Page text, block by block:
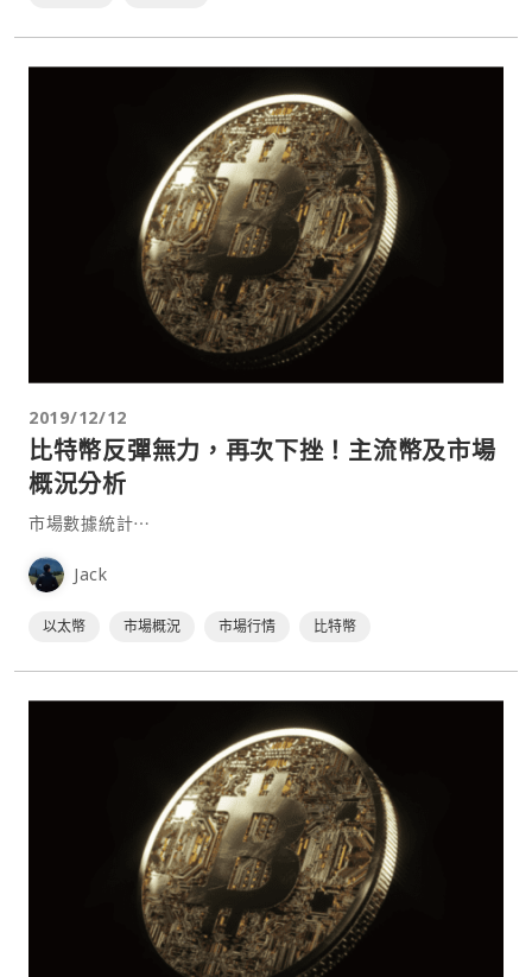
2019/12/12
比特幣反彈無力，再次下挫！主流幣及市場
概況分析
市場數據統計⋯
Jack
以太幣 市場概況 市場行情 比特幣